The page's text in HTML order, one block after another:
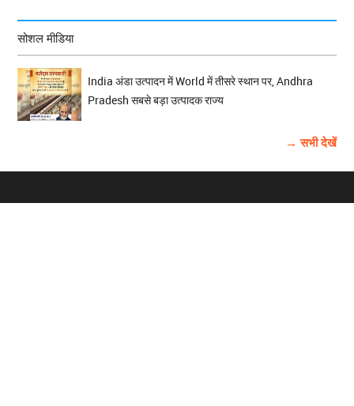
सोशल मीडिया
India अंडा उत्पादन में World में तीसरे स्थान पर, Andhra
Pradesh सबसे बड़ा उत्पादक राज्य
→ सभी देखें